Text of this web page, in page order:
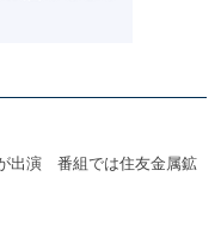
出演 番組では住友金属鉱